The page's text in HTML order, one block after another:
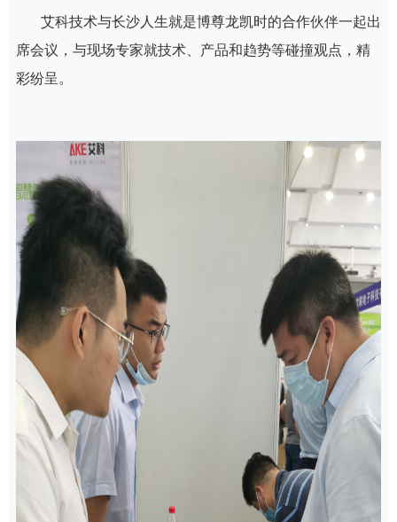
艾科技术与长沙人生就是博尊龙凯时的合作伙伴一起出
席会议，与现场专家就技术、产品和趋势等碰撞观点，精
彩纷呈。